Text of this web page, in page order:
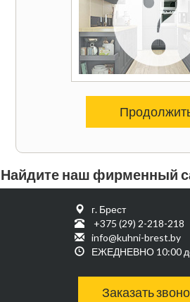
Найдите наш фирменный
г. Брест
+375 (29) 2-218-218
info@kuhni-brest.by
ЕЖЕДНЕВНО 10:00
Заказать